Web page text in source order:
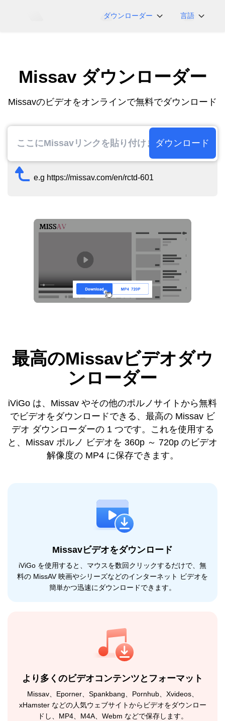
ダウンローダー
iFunny
OnlyFans
言語
Português
Missav ダウンローダー
Missavのビデオをオンラインで無料でダウンロード
ダウンロード
e.g https://missav.com/en/rctd-601
最高のMissavビデオダウ
ンローダー
iViGo は、Missav やその他のポルノサイトから無料
でビデオをダウンロードできる、最高の Missav ビ
デオ ダウンローダーの 1 つです。これを使用する
と、Missav ポルノ ビデオを 360p ～ 720p のビデオ
解像度の MP4 に保存できます。
Missavビデオをダウンロード
iViGo を使用すると、マウスを数回クリックするだけで、無
料の MissAV 映画やシリーズなどのインターネット ビデオを
簡単かつ迅速にダウンロードできます。
より多くのビデオコンテンツとフォーマット
Missav、Eporner、Spankbang、Pornhub、Xvideos、
xHamster などの人気ウェブサイトからビデオをダウンロー
ドし、MP4、M4A、Webm などで保存します。